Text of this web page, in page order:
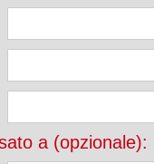
a (opzionale):